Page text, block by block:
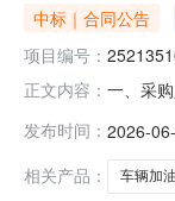
中标｜合同公告
项目编号：
正文内容： 一、采
发布时间： 2026-
相关产品：
车辆加